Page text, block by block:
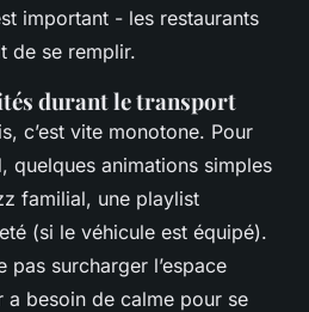
important - les restaurants
de se remplir.
durant le transport
c’est vite monotone. Pour
quelques animations simples
familial, une playlist
(si le véhicule est équipé).
surcharger l’espace
besoin de calme pour se